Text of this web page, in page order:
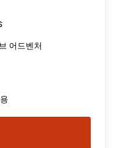
어드벤처